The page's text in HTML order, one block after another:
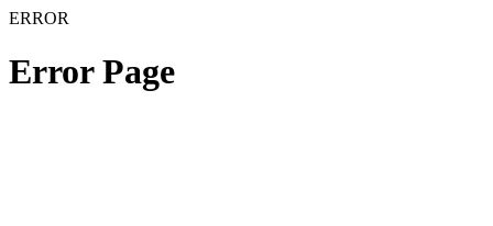
ERROR
Error Page